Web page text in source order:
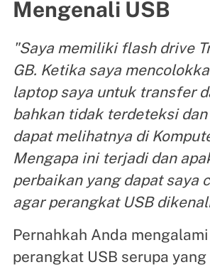
Mengenali USB
"Saya memiliki flash drive
GB. Ketika saya
laptop saya untuk transfer
bahkan tidak terdeteksi
dapat melihatnya di
Mengapa ini terjadi dan
perbaikan yang dapat saya
agar perangkat USB
Pernahkah Anda
perangkat USB serupa